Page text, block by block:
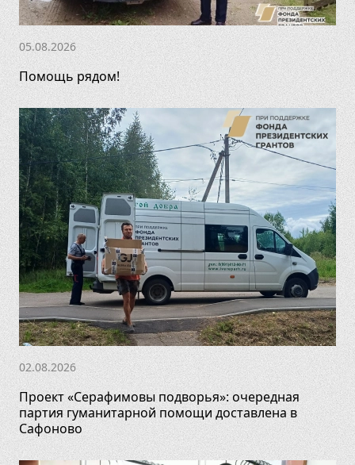
05.08.2026
Помощь рядом!
02.08.2026
Проект «Серафимовы подворья»: очередная
партия гуманитарной помощи доставлена в
Сафоново